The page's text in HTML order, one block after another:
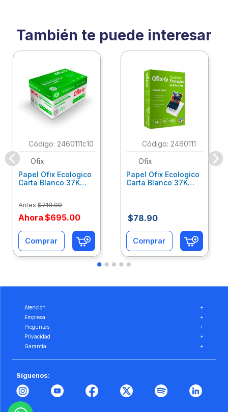
También te puede interesar
: 2460111c10
Ofix
Papel Ofix Ecologico
Carta Blanco 37K
Antes $718.00
Ahora $695.00
Comprar
: 2460111
Ofix
Papel Ofix Ecologico
Carta Blanco 37K
$78.90
Comprar
Atención
+
Empresa
+
Preguntas
+
Privacidad
+
Garantía
+
Síguenos: